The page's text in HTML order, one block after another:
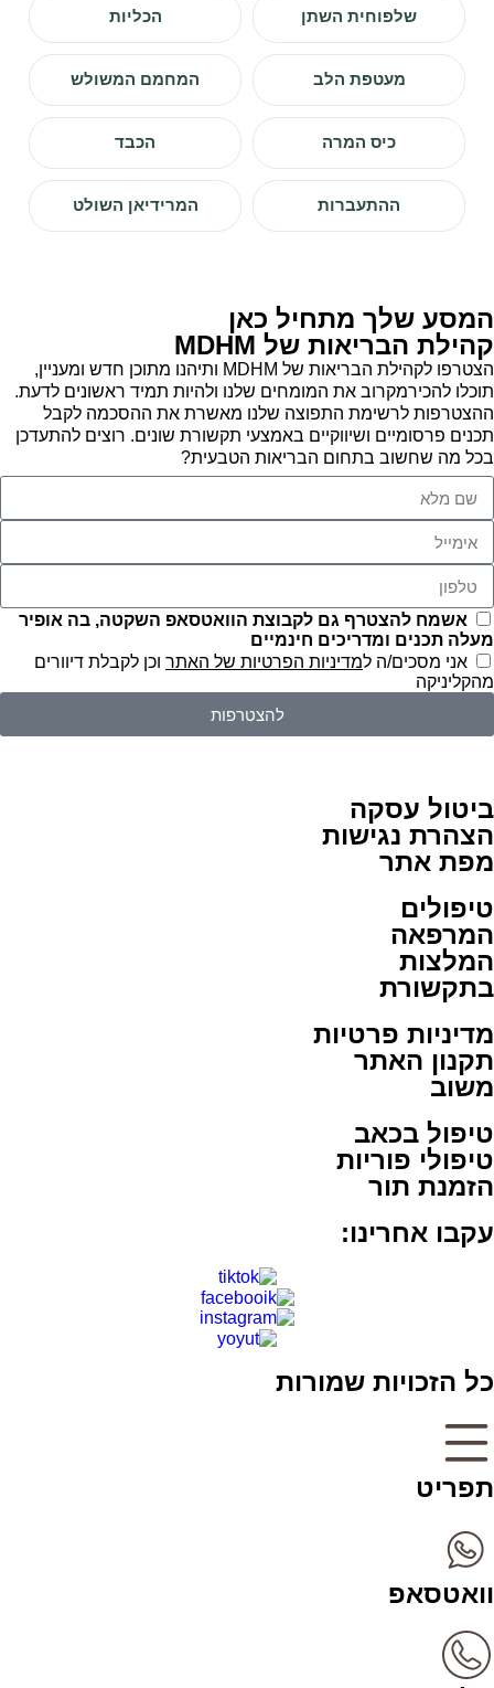
שלפוחית השתן הכליות
מעטפת הלב המחמם המשולש
כיס המרה הכבד
ההתעברות המרידיאן השולט
המסע שלך מתחיל כאן
קהילת הבריאות של MDHM
הצטרפו לקהילת הבריאות של MDHM ותיהנו מתוכן חדש ומעניין,
תוכלו להכירמקרוב את המומחים שלנו ולהיות תמיד ראשונים לדעת.
ההצטרפות לרשימת התפוצה שלנו מאשרת את ההסכמה לקבל
תכנים פרסומיים ושיווקיים באמצעי תקשורת שונים. רוצים להתעדכן
בכל מה שחשוב בתחום הבריאות הטבעית?
אשמח להצטרף גם לקבוצת הוואטסאפ השקטה, בה אופיר
מעלה תכנים ומדריכים חינמיים
אני מסכים/ה למדיניות הפרטיות של האתר וכן לקבלת דיוורים
מהקליניקה
להצטרפות
ביטול עסקה
הצהרת נגישות
מפת אתר
טיפולים
המרפאה
המלצות
בתקשורת
מדיניות פרטיות
תקנון האתר
משוב
טיפול בכאב
טיפולי פוריות
הזמנת תור
עקבו אחרינו:
כל הזכויות שמורות
תפריט
וואטסאפ